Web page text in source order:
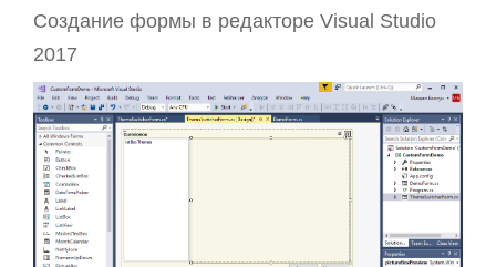
Создание формы в редакторе Visual Studio
2017